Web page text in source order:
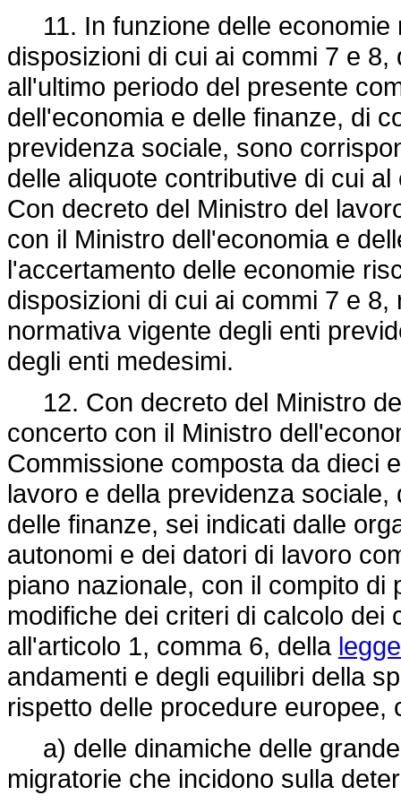
11. In funzione delle economie
disposizioni di cui ai commi 7 e
all'ultimo periodo del presente
dell'economia e delle finanze, di
previdenza sociale, sono
delle aliquote contributive di cui
Con decreto del Ministro del
con il Ministro dell'economia e
l'accertamento delle economie
disposizioni di cui ai commi 7 e
normativa vigente degli enti
degli enti medesimi.
12. Con decreto del Ministro
concerto con il Ministro
Commissione composta da dieci
lavoro e della previdenza
delle finanze, sei indicati dalle
autonomi e dei datori di lavoro
piano nazionale, con il compito
modifiche dei criteri di calcolo dei
all'articolo 1, comma 6, della
andamenti e degli equilibri della
rispetto delle procedure europee,
a) delle dinamiche delle
migratorie che incidono sulla